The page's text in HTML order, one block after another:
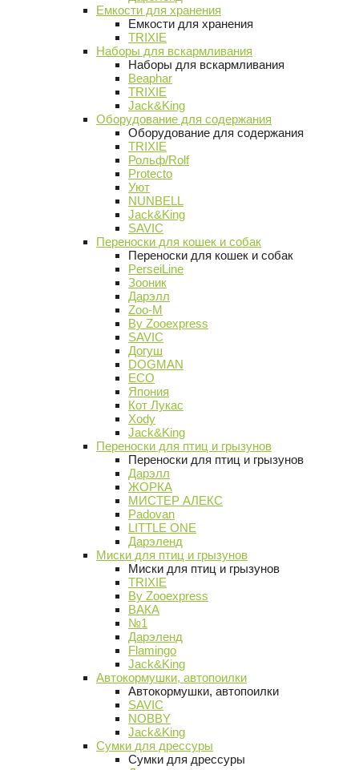
Емкости для хранения
Емкости для хранения
TRIXIE
Наборы для вскармливания
Наборы для вскармливания
Beaphar
TRIXIE
Jack&King
Оборудование для содержания
Оборудование для содержания
TRIXIE
Рольф/Rolf
Protecto
Уют
NUNBELL
Jack&King
SAVIC
Переноски для кошек и собак
Переноски для кошек и собак
PerseiLine
Зооник
Дарэлл
Zoo-M
By Zooexpress
SAVIC
Догуш
DOGMAN
ECO
Япония
Кот Лукас
Xody
Jack&King
Переноски для птиц и грызунов
Переноски для птиц и грызунов
Дарэлл
ЖОРКА
МИСТЕР АЛЕКС
Padovan
LITTLE ONE
Дарэленд
Миски для птиц и грызунов
Миски для птиц и грызунов
TRIXIE
By Zooexpress
ВАКА
№1
Дарэленд
Flamingo
Jack&King
Автокормушки, автопоилки
Автокормушки, автопоилки
SAVIC
NOBBY
Jack&King
Сумки для дрессуры
Сумки для дрессуры